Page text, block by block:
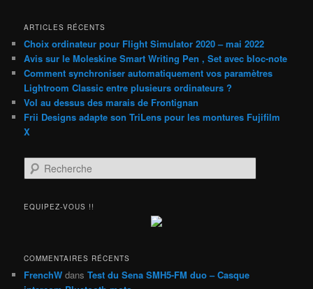
ARTICLES RÉCENTS
Choix ordinateur pour Flight Simulator 2020 – mai 2022
Avis sur le Moleskine Smart Writing Pen , Set avec bloc-note
Comment synchroniser automatiquement vos paramètres
Lightroom Classic entre plusieurs ordinateurs ?
Vol au dessus des marais de Frontignan
Frii Designs adapte son TriLens pour les montures Fujifilm
X
e
h
h
e
EQUIPEZ-VOUS !!
COMMENTAIRES RÉCENTS
FrenchW dansTest du Sena SMH5-FM duo – Casque